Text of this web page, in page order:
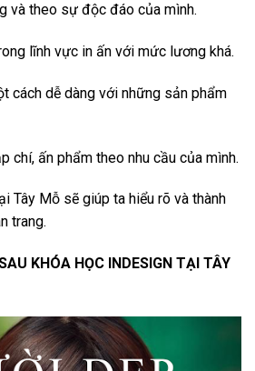
và theo sự độc đáo của mình.
lĩnh vực in ấn với mức lương khá.
cách dễ dàng với những sản phẩm
chí, ấn phẩm theo nhu cầu của mình.
Tây Mỗ sẽ giúp ta hiểu rõ và thành
trang.
KHÓA HỌC INDESIGN TẠI TÂY